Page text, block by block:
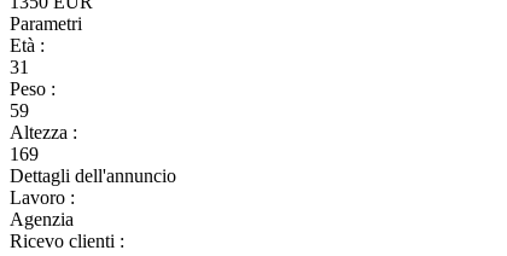
Parametri
Età :
31
Peso :
59
Altezza :
169
Dettagli dell'annuncio
Lavoro :
Agenzia
Ricevo clienti :